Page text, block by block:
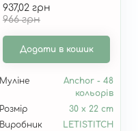
937,02 грн
966 грн
Додати в кошик
Муліне
Anchor - 48
кольорів
Розмір
30 x 22 cm
Виробник
LETISTITCH